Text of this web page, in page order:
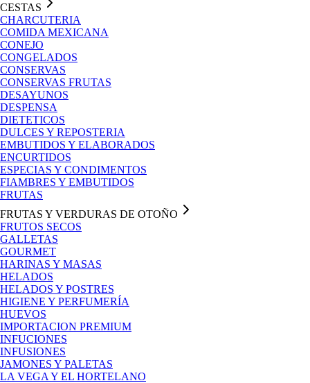
CESTAS
CHARCUTERIA
COMIDA MEXICANA
CONEJO
CONGELADOS
CONSERVAS
CONSERVAS FRUTAS
DESAYUNOS
DESPENSA
DIETETICOS
DULCES Y REPOSTERIA
EMBUTIDOS Y ELABORADOS
ENCURTIDOS
ESPECIAS Y CONDIMENTOS
FIAMBRES Y EMBUTIDOS
FRUTAS
FRUTAS Y VERDURAS DE OTOÑO
FRUTOS SECOS
GALLETAS
GOURMET
HARINAS Y MASAS
HELADOS
HELADOS Y POSTRES
HIGIENE Y PERFUMERÍA
HUEVOS
IMPORTACION PREMIUM
INFUCIONES
INFUSIONES
JAMONES Y PALETAS
LA VEGA Y EL HORTELANO